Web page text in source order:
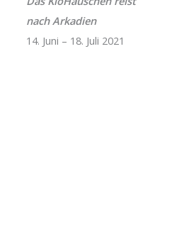
nach Arkadien
14. Juni – 18. Juli 2021